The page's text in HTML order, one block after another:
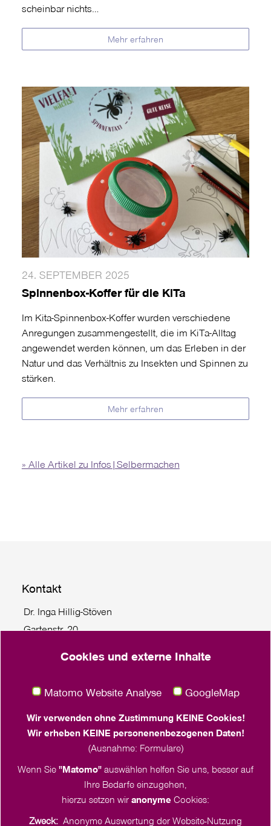
scheinbar nichts…
Mehr erfahren
24. SEPTEMBER 2025
Spinnenbox-Koffer für die KiTa
Im Kita-Spinnenbox-Koffer wurden verschiedene
Anregungen zusammengestellt, die im KiTa-Alltag
angewendet werden können, um das Erleben in der
Natur und das Verhältnis zu Insekten und Spinnen zu
stärken.
Mehr erfahren
» Alle Artikel zu Infos|Selbermachen
Kontakt
Dr. Inga Hillig-Stöven
Gartenstr. 20
Tel. +49 431 55779 114
Juliane Bäthge
Häktweg 4-6
Tel. +49 151 2375 3095
frauenwerk.nordkirche.de
Cookies und externe Inhalte
Matomo Website Analyse GoogleMap
Wir verwenden ohne Zustimmung KEINE Cookies!
Wir erheben KEINE personenenbezogenen Daten!
(Ausnahme: Formulare)
Wenn Sie "Matomo" auswählen helfen Sie uns, besser auf
Ihre Bedarfe einzugehen,
hierzu setzen wir anonyme Cookies:
Zweck: Anonyme Auswertung der Website-Nutzung